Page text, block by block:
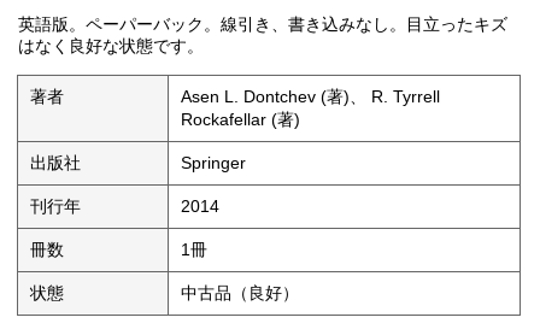
英語版。ペーパーバック。線引き、書き込みなし。目立ったキズ
はなく良好な状態です。
著者
Asen L. Dontchev (著)、 R. Tyrrell
Rockafellar (著)
出版社 Springer
刊行年 2014
冊数 1冊
状態 中古品（良好）